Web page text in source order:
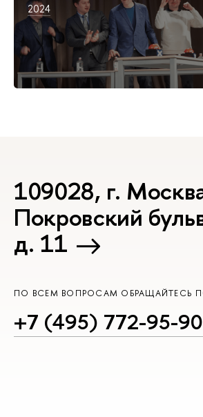
2024
109028, г.
Покровский
д. 11
ПО ВСЕМ ВОПРОСАМ ОБРАЩАЙТЕСЬ
+7 (495) 772-95-